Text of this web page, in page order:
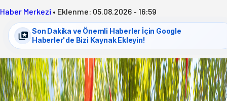
Haber Merkezi • Eklenme: 05.08.2026 - 16:59
Son Dakika ve Önemli Haberler İçin Google
Haberler'de Bizi Kaynak Ekleyin!